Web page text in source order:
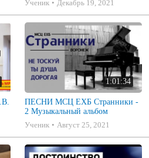
Ученик
Декабрь 19, 2021
1:01:34
ПЕСНИ МСЦ ЕХБ Странники -
2 Музыкальный альбом
Ученик
Август 25, 2021